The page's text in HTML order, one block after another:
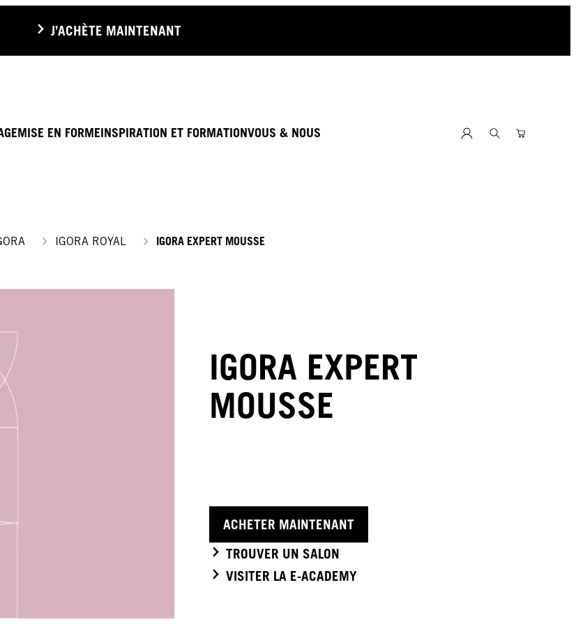
J’ACHÈTE MAINTENANT
MISE EN FORMEINSPIRATION ET FORMATIONVOUS & NOUS
IGORA ROYAL IGORA EXPERT MOUSSE
IGORA EXPERT
MOUSSE
ACHETER MAINTENANT
TROUVER UN SALON
VISITER LA E-ACADEMY